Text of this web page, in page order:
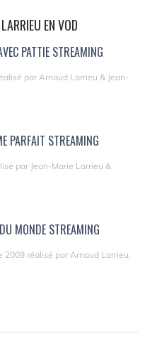
EN VOD
PATTIE STREAMING
par Arnaud Larrieu & Jean-
PARFAIT STREAMING
par Jean-Marie Larrieu &
MONDE STREAMING
2009 réalisé par Arnaud Larrieu,